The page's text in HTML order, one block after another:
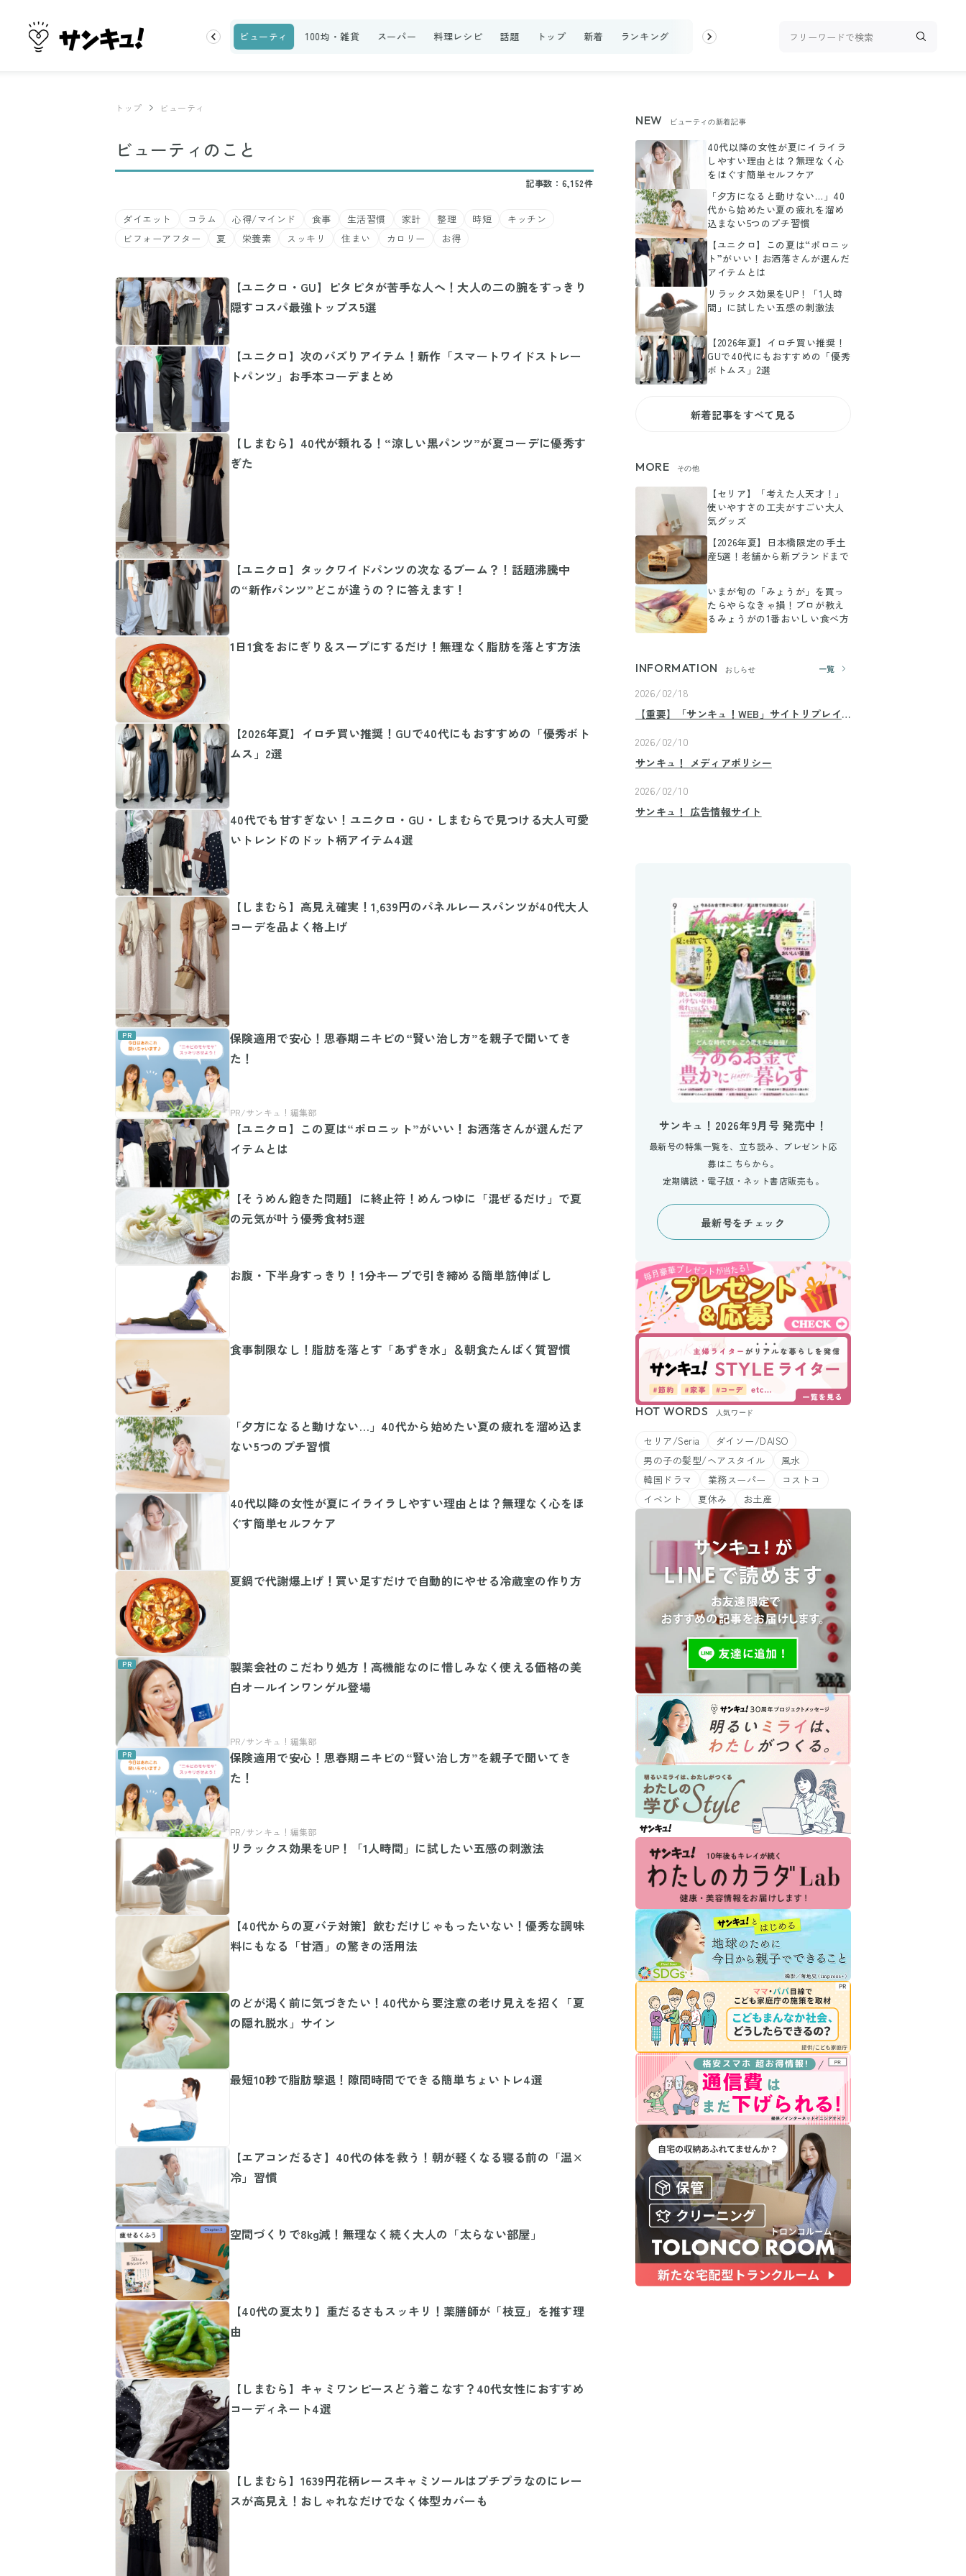
ランキング お金 家事テク 収納・片付け ビューティ 100均・雑貨 スーパー 料理レシピ 話題 トップ 新着 ランキング お金 収納・片付け ビューティ 100均・
トップ ビューティ
ビューティのこと
記事数：6,152件
ダイエット コラム 心得/マインド 食事 生活習慣 家計 整理 時短
キッチン
ビフォーアフター
夏 栄養素 スッキリ 住まい カロリー お得
【ユニクロ・GU】ピタピタが苦手な人へ！大人の二の腕をすっきり
隠すコスパ最強トップス5選
【ユニクロ】次のバズりアイテム！新作「スマートワイドストレー
トパンツ」お手本コーデまとめ
【しまむら】40代が頼れる！“涼しい黒パンツ”が夏コーデに優秀す
ぎた
【ユニクロ】タックワイドパンツの次なるブーム？！話題沸騰中
の“新作パンツ”どこが違うの？に答えます！
1日1食をおにぎり＆スープにするだけ！無理なく脂肪を落とす方法
【2026年夏】イロチ買い推奨！GUで40代にもおすすめの「優秀ボト
ムス」2選
40代でも甘すぎない！ユニクロ・GU・しまむらで見つける大人可愛
いトレンドのドット柄アイテム4選
【しまむら】高見え確実！1,639円のパネルレースパンツが40代大人
コーデを品よく格上げ
保険適用で安心！思春期ニキビの“賢い治し方”を親子で聞いてき
た！
【ユニクロ】この夏は“ポロニット”がいい！お洒落さんが選んだア
イテムとは
【そうめん飽きた問題】に終止符！めんつゆに「混ぜるだけ」で夏
の元気が叶う優秀食材5選
お腹・下半身すっきり！1分キープで引き締める簡単筋伸ばし
食事制限なし！脂肪を落とす「あずき水」＆朝食たんぱく質習慣
「夕方になると動けない…」40代から始めたい夏の疲れを溜め込ま
ない5つのプチ習慣
40代以降の女性が夏にイライラしやすい理由とは？無理なく心をほ
ぐす簡単セルフケア
夏鍋で代謝爆上げ！買い足すだけで自動的にやせる冷蔵室の作り方
製薬会社のこだわり処方！高機能なのに惜しみなく使える価格の美
白オールインワンゲル登場
保険適用で安心！思春期ニキビの“賢い治し方”を親子で聞いてき
た！
リラックス効果をUP！「1人時間」に試したい五感の刺激法
【40代からの夏バテ対策】飲むだけじゃもったいない！優秀な調味
料にもなる「甘酒」の驚きの活用法
のどが渇く前に気づきたい！40代から要注意の老け見えを招く「夏
の隠れ脱水」サイン
最短10秒で脂肪撃退！隙間時間でできる簡単ちょいトレ4選
【エアコンだるさ】40代の体を救う！朝が軽くなる寝る前の「温×
冷」習慣
空間づくりで8kg減！無理なく続く大人の「太らない部屋」
【40代の夏太り】重だるさもスッキリ！薬膳師が「枝豆」を推す理
由
【しまむら】キャミワンピースどう着こなす？40代女性におすすめ
コーディネート4選
【しまむら】1639円花柄レースキャミソールはプチプラなのにレー
スが高見え！おしゃれなだけでなく体型カバーも
NEW ビューティの新着記事
40代以降の女性が夏にイライラ
しやすい理由とは？無理なく心
をほぐす簡単セルフケア
「夕方になると動けない…」40
代から始めたい夏の疲れを溜め
込まない5つのプチ習慣
【ユニクロ】この夏は“ポロニッ
ト”がいい！お洒落さんが選んだ
アイテムとは
リラックス効果をUP！「1人時
間」に試したい五感の刺激法
【2026年夏】イロチ買い推奨！
GUで40代にもおすすめの「優秀
ボトムス」2選
新着記事をすべて見る
MORE その他
【セリア】「考えた人天才！」
使いやすさの工夫がすごい大人
気グッズ
【2026年夏】日本橋限定の手土
産5選！老舗から新ブランドまで
いまが旬の「みょうが」を買っ
たらやらなきゃ損！プロが教え
るみょうがの1番おいしい食べ方
INFORMATION おしらせ 一覧
2026/02/18
【重要】「サンキュ！WEB」サイトリプレイ
2026/02/10
サンキュ！ メディアポリシー
2026/02/10
サンキュ！ 広告情報サイト
サンキュ！2026年9月号 発売中！
最新号の特集一覧を、立ち読み、プレゼント応
募はこちらから。
定期購読・電子版・ネット書店販売も。
最新号をチェック
HOT WORDS 人気ワード
セリア/Seria
ダイソー/DAISO
男の子の髪型/ヘアスタイル
風水
韓国ドラマ
業務スーパー
コストコ
イベント
夏休み お土産